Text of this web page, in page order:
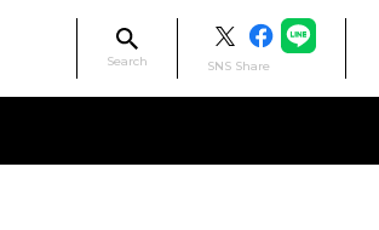
Search SNS Share